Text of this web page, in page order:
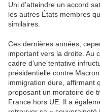
Uni d’atteindre un accord
les autres États membres
similaires.
Ces dernières années,
important vers la droite. Au
cadre d’une tentative
présidentielle contre
immigration dure, affirmant
proposant un moratoire de
France hors UE. Il a